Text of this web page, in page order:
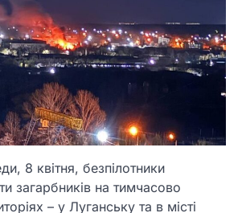
8 квітня, безпілотники
загарбників на тимчасово
– у Луганську та в місті